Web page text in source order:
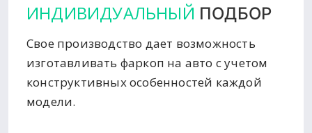
ИНДИВИДУАЛЬНЫЙ ПОДБОР
Свое производство дает возможность
изготавливать фаркоп на авто с учетом
конструктивных особенностей каждой
модели.